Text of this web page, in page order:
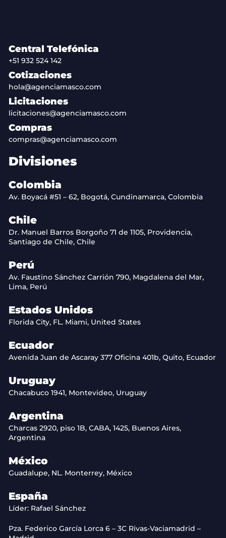
Central Telefónica
+51 932 524 142
Cotizaciones
hola@agenciamasco.com
Licitaciones
licitaciones@agenciamasco.com
Compras
compras@agenciamasco.com
Divisiones
Colombia
Av. Boyacá #51 – 62, Bogotá, Cundinamarca, Colombia
Chile
Dr. Manuel Barros Borgoño 71 de 1105, Providencia,
Santiago de Chile, Chile
Perú
Av. Faustino Sánchez Carrión 790, Magdalena del Mar,
Lima, Perú
Estados Unidos
Florida City, FL. Miami, United States
Ecuador
Avenida Juan de Ascaray 377 Oficina 401b, Quito, Ecuador
Uruguay
Chacabuco 1941, Montevideo, Uruguay
Argentina
Charcas 2920, piso 1B, CABA, 1425, Buenos Aires,
Argentina
México
Guadalupe, NL. Monterrey, México
España
Líder: Rafael Sánchez
Pza. Federico García Lorca 6 – 3C Rivas-Vaciamadrid –